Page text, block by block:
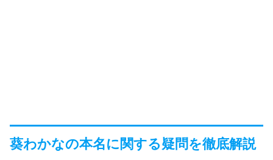
葵わかなの本名に関する疑問を徹底解説